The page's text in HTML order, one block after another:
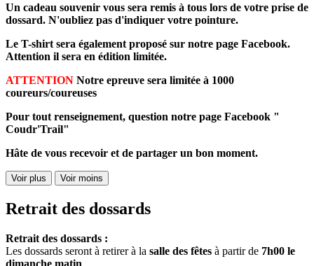
Un cadeau souvenir vous sera remis à tous lors de votre prise de
dossard. N'oubliez pas d'indiquer votre pointure.
Le T-shirt sera également proposé sur notre page Facebook.
Attention il sera en édition limitée.
ATTENTION Notre epreuve sera limitée à 1000
coureurs/coureuses
Pour tout renseignement, question notre page Facebook "
Coudr'Trail"
Hâte de vous recevoir et de partager un bon moment.
Voir plus Voir moins
Retrait des dossards
Retrait des dossards :
Les dossards seront à retirer à la salle des fêtes à partir de 7h00 le
dimanche matin.